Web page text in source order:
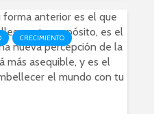
CRECIMIENTO